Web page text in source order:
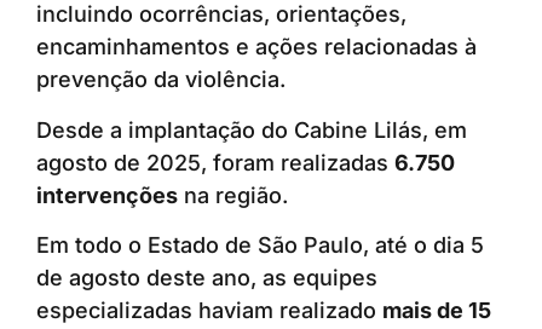
incluindo ocorrências, orientações,
encaminhamentos e ações relacionadas à
prevenção da violência.
Desde a implantação do Cabine Lilás, em
agosto de 2025, foram realizadas 6.750
intervenções na região.
Em todo o Estado de São Paulo, até o dia 5
de agosto deste ano, as equipes
especializadas haviam realizado mais de 15